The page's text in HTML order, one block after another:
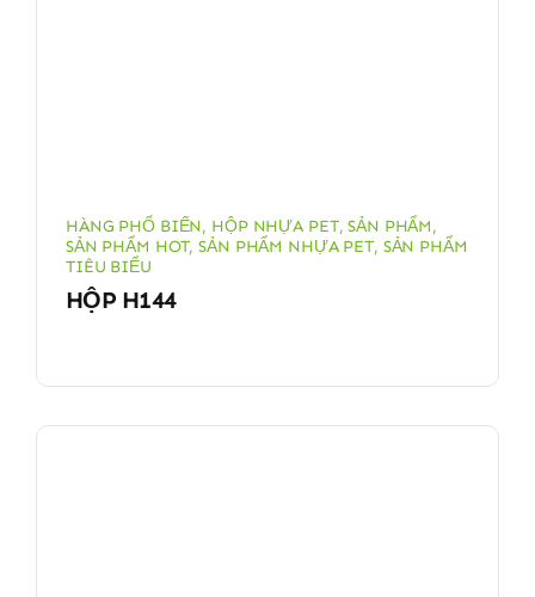
HÀNG PHỔ BIẾN, HỘP NHỰA PET,SẢN PHẨM,
SẢN PHẨM HOT,SẢN PHẨM NHỰA PET, SẢN PHẨM
TIÊU BIỂU
HỘP H144